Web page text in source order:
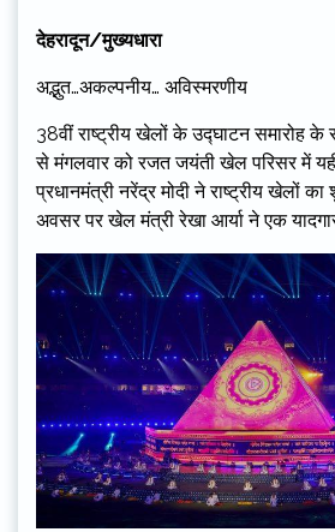
देहरादून/मुख्यधारा
अद्भुत…अकल्पनीय… अविस्मरणीय
38वीं राष्ट्रीय खेलों के उद्घाटन समारोह के
से मंगलवार को रजत जयंती खेल परिसर में
प्रधानमंत्री नरेंद्र मोदी ने राष्ट्रीय खेलों
अवसर पर खेल मंत्री रेखा आर्या ने एक